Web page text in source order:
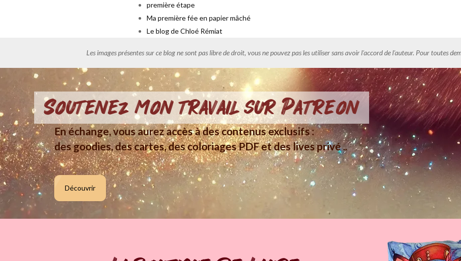
première étape
Ma première fée en papier mâché
Le blog de Chloé Rémiat
Les images présentes sur ce blog ne sont pas libre de droit, vous ne pouvez pas les utiliser sans avoir l'accord de l'auteur. Pour toutes
Soutenez mon travail sur Patreon
En échange, vous aurez accès à des contenus exclusifs :
des goodies, des cartes, des coloriages PDF et des lives privé ..
Découvrir